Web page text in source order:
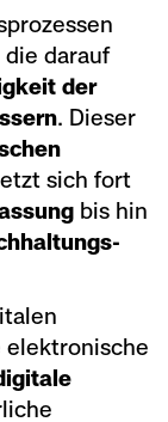
darauf
der
. Dieser
sich fort
bis hin
elektronische